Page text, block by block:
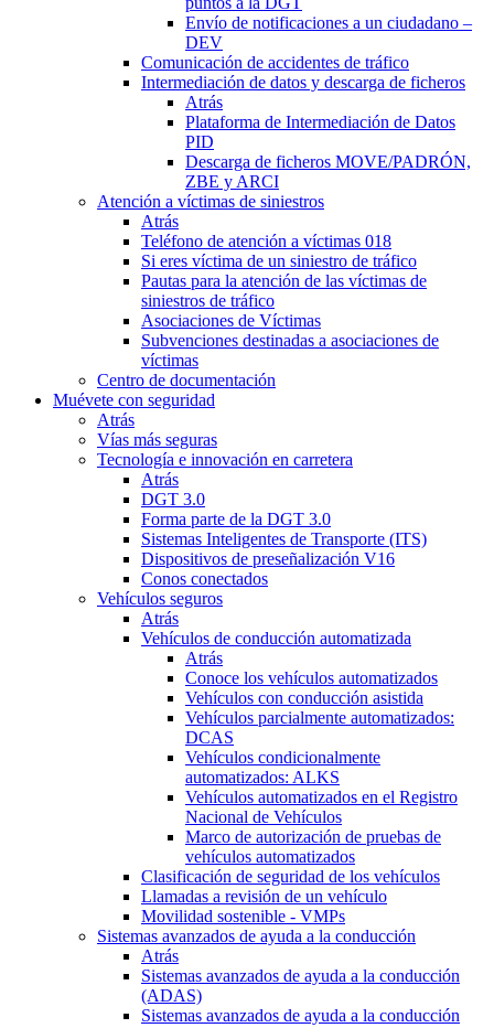
Envío de notificaciones a un ciudadano –
DEV
Comunicación de accidentes de tráfico
Intermediación de datos y descarga de ficheros
Atrás
Plataforma de Intermediación de Datos
PID
Descarga de ficheros MOVE/PADRÓN,
ZBE y ARCI
Atención a víctimas de siniestros
Atrás
Teléfono de atención a víctimas 018
Si eres víctima de un siniestro de tráfico
Pautas para la atención de las víctimas de
siniestros de tráfico
Asociaciones de Víctimas
Subvenciones destinadas a asociaciones de
víctimas
Centro de documentación
Muévete con seguridad
Atrás
Vías más seguras
Tecnología e innovación en carretera
Atrás
DGT 3.0
Forma parte de la DGT 3.0
Sistemas Inteligentes de Transporte (ITS)
Dispositivos de preseñalización V16
Conos conectados
Vehículos seguros
Atrás
Vehículos de conducción automatizada
Atrás
Conoce los vehículos automatizados
Vehículos con conducción asistida
Vehículos parcialmente automatizados:
DCAS
Vehículos condicionalmente
automatizados: ALKS
Vehículos automatizados en el Registro
Nacional de Vehículos
Marco de autorización de pruebas de
vehículos automatizados
Clasificación de seguridad de los vehículos
Llamadas a revisión de un vehículo
Movilidad sostenible - VMPs
Sistemas avanzados de ayuda a la conducción
Atrás
Sistemas avanzados de ayuda a la conducción
(ADAS)
Sistemas avanzados de ayuda a la conducción